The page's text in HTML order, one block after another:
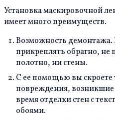
Установка маскировочной
имеет много преимуществ.
Возможность демонтажа.
прикреплять обратно,
полотно, ни стены.
С ее помощью вы
повреждения,
время отделки стен с
обоями.